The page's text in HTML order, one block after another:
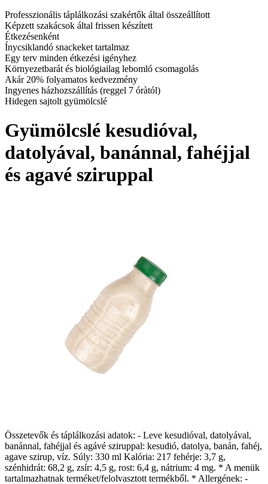
Professzionális táplálkozási szakértők által összeállított
Képzett szakácsok által frissen készített
Étkezésenként
Ínycsiklandó snackeket tartalmaz
Egy terv minden étkezési igényhez
Környezetbarát és biológiailag lebomló csomagolás
Akár 20% folyamatos kedvezmény
Ingyenes házhozszállítás (reggel 7 óràtól)
Hidegen sajtolt gyümölcslé
Gyümölcslé kesudióval,
datolyával, banánnal, fahéjjal
és agavé sziruppal
Összetevők és táplálkozási adatok: - Leve kesudióval, datolyával,
banánnal, fahéjjal és agávé sziruppal: kesudió, datolya, banán, fahéj,
agave szirup, víz. Súly: 330 ml Kalória: 217 fehérje: 3,7 g,
szénhidrát: 68,2 g, zsír: 4,5 g, rost: 6,4 g, nátrium: 4 mg. * A menük
tartalmazhatnak terméket/felolvasztott termékből. * Allergének: -